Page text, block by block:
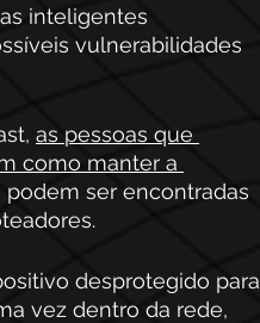
inteligentes
vulnerabilidades
as pessoas que
como manter a
podem ser encontradas
desprotegido para
vez dentro da rede,